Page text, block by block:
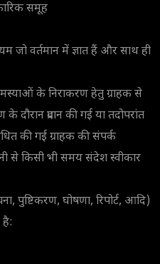
समूह
जो वर्तमान में ज्ञात हैं और साथ ही
के निराकरण हेतु ग्राहक से
प्रदान की गई या तदोपरांत
की गई ग्राहक की संपर्क
से किसी भी समय संदेश स्वीकार
पुष्टिकरण, घोषणा, रिपोर्ट, आदि)
है: